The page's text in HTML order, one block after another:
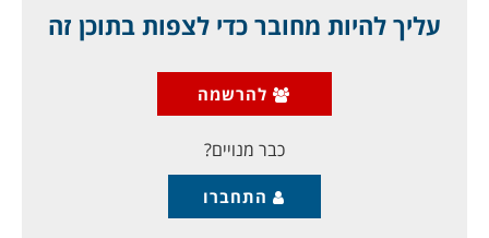
תדהמת נפילת העיר סראקב בידי המורדים
כאשר פרצו המורדים הסונים, בסוף חודש פברואר מזרחה,
וכבשו שוב את שתי הערים
עליך להיות מחובר כדי לצפות בתוכן זה
להרשמה
כבר מנויים?
התחברו